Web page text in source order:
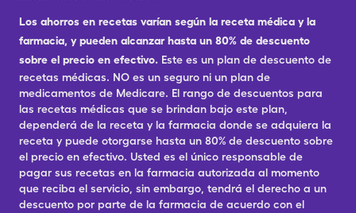
Los ahorros en recetas varían según la receta médica y la
farmacia, y pueden alcanzar hasta un 80% de descuento
sobre el precio en efectivo. Este es un plan de descuento de
recetas médicas. NO es un seguro ni un plan de
medicamentos de Medicare. El rango de descuentos para
las recetas médicas que se brindan bajo este plan,
dependerá de la receta y la farmacia donde se adquiera la
receta y puede otorgarse hasta un 80% de descuento sobre
el precio en efectivo. Usted es el único responsable de
pagar sus recetas en la farmacia autorizada al momento
que reciba el servicio, sin embargo, tendrá el derecho a un
descuento por parte de la farmacia de acuerdo con el